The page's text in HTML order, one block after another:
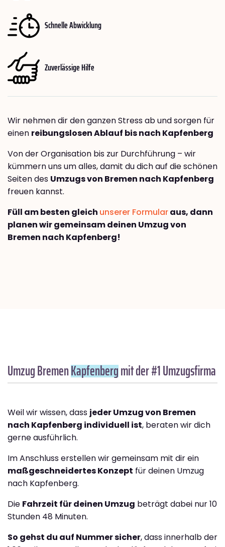
Schnelle Abwicklung
Zuverlässige Hilfe
Wir nehmen dir den ganzen Stress ab und sorgen für
einen reibungslosen Ablauf bis nach Kapfenberg
Von der Organisation bis zur Durchführung – wir
kümmern uns um alles, damit du dich auf die schönen
Seiten des Umzugs von Bremen nach Kapfenberg
freuen kannst.
Füll am besten gleich unserer Formularaus, dann
planen wir gemeinsam deinen Umzug von
Bremen nach Kapfenberg!
Umzug BremenKapfenbergmit der #1 Umzugsfirma
Weil wir wissen, dass jeder Umzug von Bremen
nach Kapfenberg individuell ist, beraten wir dich
gerne ausführlich.
Im Anschluss erstellen wir gemeinsam mit dir ein
maßgeschneidertes Konzept für deinen Umzug
nach Kapfenberg.
Die Fahrzeit für deinen Umzug beträgt dabei nur 10
Stunden 48 Minuten.
So gehst du auf Nummer sicher, dass innerhalb der